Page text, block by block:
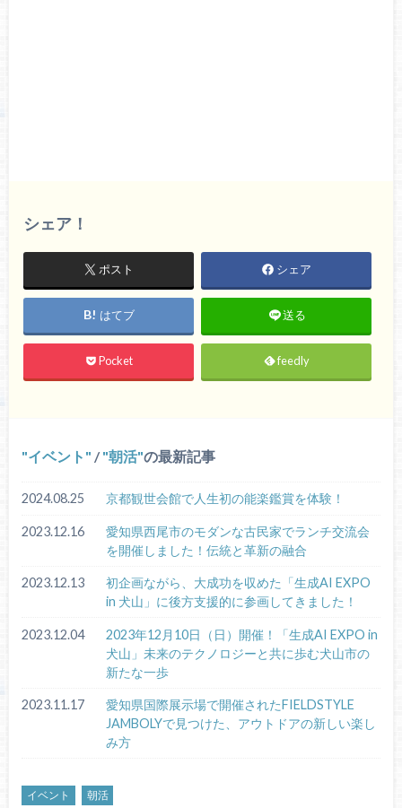
シェア！
ポスト シェア
はてブ 送る
Pocket feedly
イベント / 朝活 の最新記事
2024.08.25 京都観世会館で人生初の能楽鑑賞を体験！
2023.12.16
愛知県西尾市のモダンな古民家でランチ交流会
を開催しました！伝統と革新の融合
2023.12.13
初企画ながら、大成功を収めた「生成AI EXPO
in 犬山」に後方支援的に参画してきました！
2023.12.04
2023年12月10日（日）開催！「生成AI EXPO in
犬山」未来のテクノロジーと共に歩む犬山市の
新たな一歩
2023.11.17
愛知県国際展示場で開催されたFIELDSTYLE
JAMBOLYで見つけた、アウトドアの新しい楽し
み方
イベント 朝活